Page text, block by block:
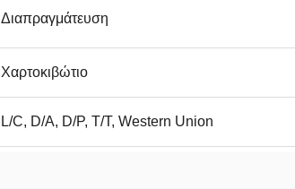
Διαπραγμάτευση
Χαρτοκιβώτιο
L/C, D/A, D/P, T/T, Western Union